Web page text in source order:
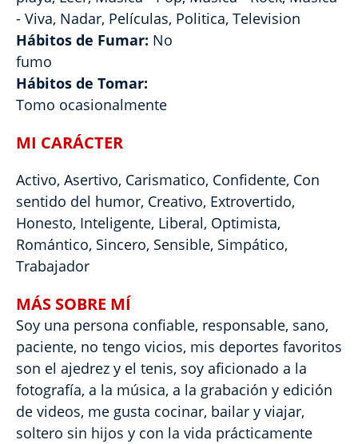
- Viva, Nadar, Películas, Politica, Television
Hábitos de Fumar: No
fumo
Hábitos de Tomar:
Tomo ocasionalmente
MI CARÁCTER
Activo, Asertivo, Carismatico, Confidente, Con
sentido del humor, Creativo, Extrovertido,
Honesto, Inteligente, Liberal, Optimista,
Romántico, Sincero, Sensible, Simpático,
Trabajador
MÁS SOBRE MÍ
Soy una persona confiable, responsable, sano,
paciente, no tengo vicios, mis deportes favoritos
son el ajedrez y el tenis, soy aficionado a la
fotografía, a la música, a la grabación y edición
de videos, me gusta cocinar, bailar y viajar,
soltero sin hijos y con la vida prácticamente